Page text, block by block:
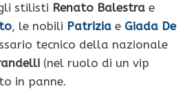
stilisti Renato Balestra e
, le nobili Patrizia e Giada De
tecnico della nazionale
(nel ruolo di un vip
in panne.